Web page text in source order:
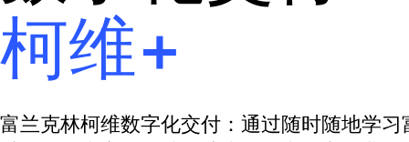
柯维+